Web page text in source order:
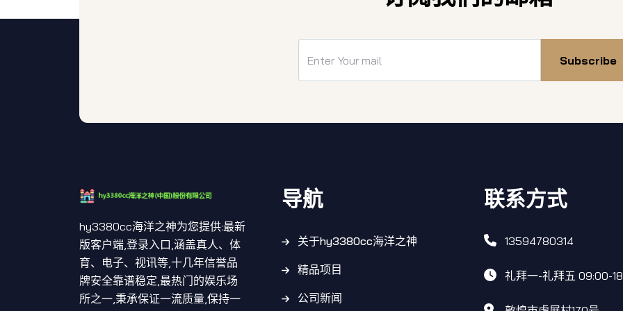
Subscribe
hy3380cc海洋之神为您提供:最新
版客户端,登录入口,涵盖真人、体
育、电子、视讯等,十几年信誉品
牌安全靠谱稳定,最热门的娱乐场
所之一,秉承保证一流质量,保持一
导航
关于hy3380cc海洋之神
精品项目
公司新闻
联系方式
13594780314
礼拜一-礼拜五 09:00-